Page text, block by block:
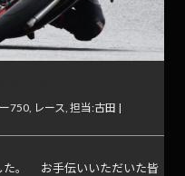
750, レース, 担当:古田 |
た。 お手伝いいただいた皆